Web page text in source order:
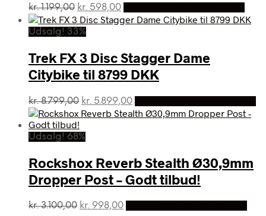
kr.1.199,00 Den
oprindelige
pris
kr. 1.199,00.
kr. 598,00Den
aktuelle
kr. 598,00.
Udsalg! 33%
Trek FX 3 Disc Stagger Dame
Citybike til 8799 DKK
kr.8.799,00 Den
oprindelige
var:
kr. 5.899,00Den
aktuelle
Udsalg! 68%
Rockshox Reverb Stealth Ø30,9mm
Dropper Post – Godt tilbud!
kr.3.100,00 Den
kr. 998,00Den